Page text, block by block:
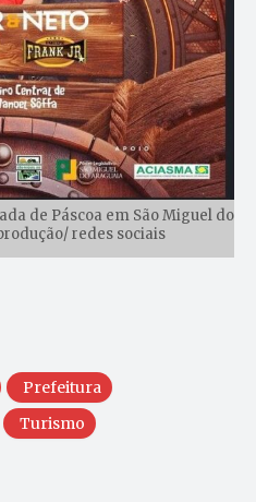
de Páscoa em São Miguel do
redes sociais
Prefeitura
Turismo